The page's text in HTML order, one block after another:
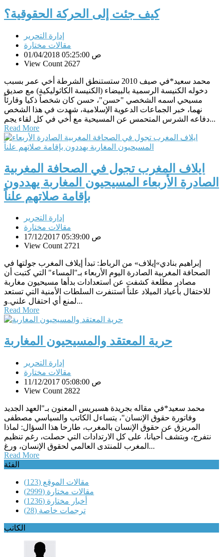
كيف جئت إلى الحركة الحقوقية؟
إدارة التحرير
مقالات مختارة
01/04/2018 05:25:00 ص
View Count 2627
محمد سعيد*في صيف 2010 ستستنطق الشرطة أخي عمر بسبب
دخوله الكنيسة الرسمية بالبيضاء (الكنيسة الكاثوليكية) مع صديق
مسيحي اسمه الشخصي "حسن"، حسن كان شخصاً ذكيا وقارئاً
نهما، خبر الجماعات الدعوية الإسلامية، شهدت في هذا الشخص
دفاعه الشرس المتحمس عن المسيحية مع أخي في كل لقاء يجم...
Read More
ايلاف المغرب تجول في الصحافة المغربية
الصادرة الأربعاء المسيحيون المغاربة يهددون
بإقامة صلاتهم علناً
إدارة التحرير
مقالات مختارة
17/12/2017 05:39:00 ص
View Count 2721
إبراهيم بنادي»إيلاف» من الرباط: تبدأ إيلاف المغرب جولتها في
الصحافة المغربية الصادرة اليوم الأربعاء بـ"المساء" التي كتبت أن
مصادر مطلعة كشفت عن استعدادات بدأها مسيحيون مغاربة
للاحتفال بأعياد الميلاد علناً استنفرت السلطات الأمنية التي تستعد
لمنع أي احتفال علني.و...
Read More
حرية المعتقد والمسيحيون المغاربة
إدارة التحرير
مقالات مختارة
11/12/2017 05:08:00 ص
View Count 2822
محمد سعيد*في مقاله بجريدة هسبريس المعنون بـ"العهد الجديد
وفاتورة حقوق الإنسان"، يتساءل الكاتب والسياسي مصطفى
المريزق عن حقوق الإنسان بالمغرب، طارحا هذا السؤال: لماذا
نتفرج، وبتشف أحيانا، على كل الارتدادات التي حصلت، رغم تنظيم
المغرب للمنتدى العالمي لحقوق الإنسان، ورغ...
Read More
الفئة
مقالات الموقع (123)
مقالات مختارة (2999)
أخبار مختارة (1236)
ترجمات خاصة (28)
الكاتب